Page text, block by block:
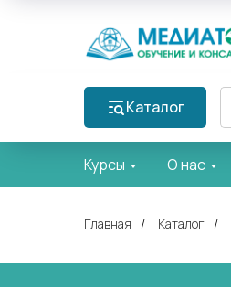
Каталог
Курсы О нас
Главная / Каталог /